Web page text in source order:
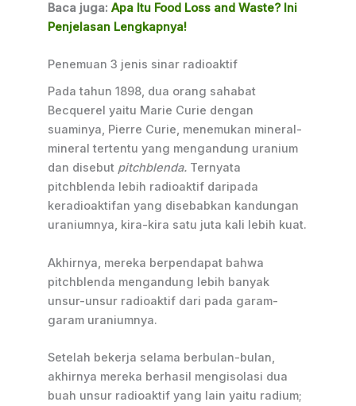
Baca juga: Apa Itu Food Loss and Waste? Ini
Penjelasan Lengkapnya!
Penemuan 3 jenis sinar radioaktif
Pada tahun 1898, dua orang sahabat
Becquerel yaitu Marie Curie dengan
suaminya, Pierre Curie, menemukan mineral-
mineral tertentu yang mengandung uranium
dan disebut pitchblenda. Ternyata
pitchblenda lebih radioaktif daripada
keradioaktifan yang disebabkan kandungan
uraniumnya, kira-kira satu juta kali lebih kuat.
Akhirnya, mereka berpendapat bahwa
pitchblenda mengandung lebih banyak
unsur-unsur radioaktif dari pada garam-
garam uraniumnya.
Setelah bekerja selama berbulan-bulan,
akhirnya mereka berhasil mengisolasi dua
buah unsur radioaktif yang lain yaitu radium;